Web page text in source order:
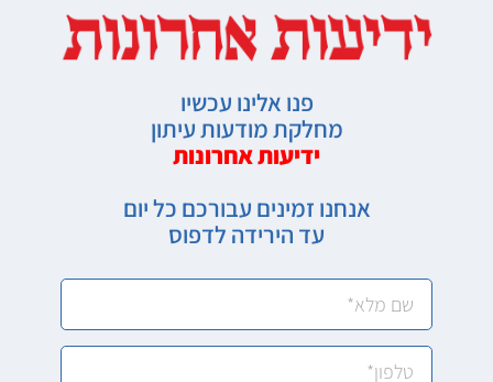
פנו אלינו עכשיו
מחלקת מודעות עיתון
ידיעות אחרונות
אנחנו זמינים עבורכם כל יום
עד הירידה לדפוס